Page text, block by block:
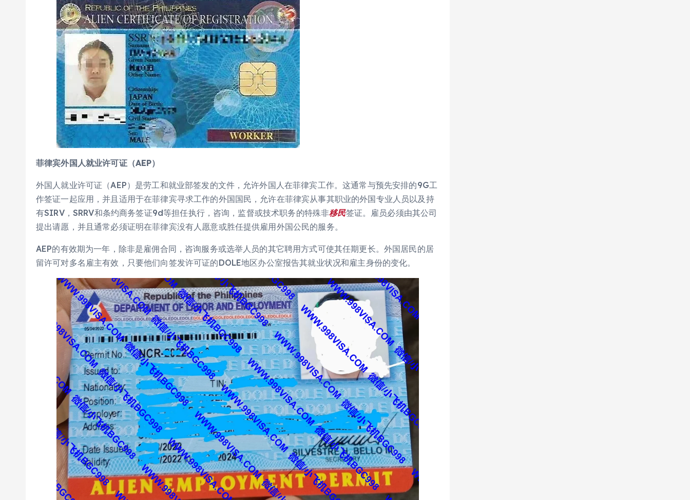
菲律宾外国人就业许可证（AEP）
外国人就业许可证（AEP）是劳工和就业部签发的文件，允许外国人在菲律宾工作。这通常与预先安排的9G工
作签证一起应用，并且适用于在菲律宾寻求工作的外国国民，允许在菲律宾从事其职业的外国专业人员以及持
有SIRV，SRRV和条约商务签证9d等担任执行，咨询，监督或技术职务的特殊非移民签证。雇员必须由其公司
提出请愿，并且通常必须证明在菲律宾没有人愿意或胜任提供雇用外国公民的服务。
AEP的有效期为一年，除非是雇佣合同，咨询服务或选举人员的其它聘用方式可使其任期更长。外国居民的居
留许可对多名雇主有效，只要他们向签发许可证的DOLE地区办公室报告其就业状况和雇主身份的变化。